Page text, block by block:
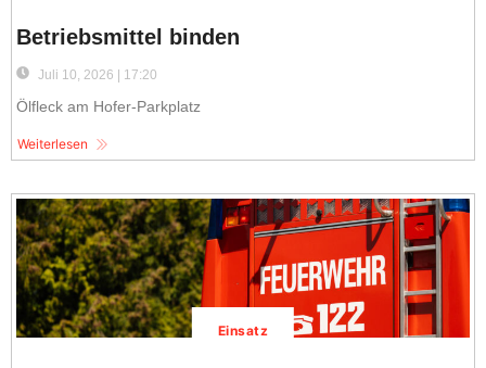
Betriebsmittel binden
Juli 10, 2026 | 17:20
Ölfleck am Hofer-Parkplatz
Weiterlesen
Einsatz